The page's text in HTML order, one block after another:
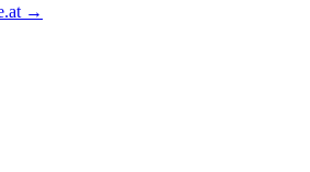
→